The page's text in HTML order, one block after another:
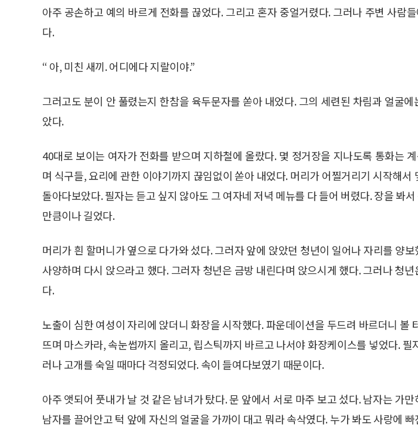
아주 공손하고 예의 바르게 전화를 끊었다. 그리고 혼자 중얼거렸다. 그러나 주변 사람
다.
“ 아, 미친 새끼. 어디에다 지랄이야.”
그러고도 분이 안 풀렸는지 한참을 육두문자를 쏟아 내었다. 그의 세련된 차림과 얼굴
았다.
40대로 보이는 여자가 전화를 받으며 지하철에 올랐다. 몇 정거장을 지나도록 통화는
며 식구들, 요리에 관한 이야기까지 끊임없이 쏟아 내었다. 머리가 어찔거리기 시작해서
돌아다보았다. 필자는 듣고 싶지 않아도 그 여자네 저녁 메뉴를 다 들어 버렸다. 장을 봐
만큼이나 길었다.
머리가 흰 할머니가 옆으로 다가와 섰다. 그러자 앞에 앉았던 청년이 일어나 자리를 양
사양하며 다시 앉으라고 했다. 그러자 청년은 금방 내린다며 앉으시게 했다. 그러나 청
다.
노출이 심한 여성이 자리에 앉더니 화장을 시작했다. 파운데이션을 두드려 바르더니 볼
뜨며 마스카라, 속눈썹까지 올리고, 립스틱까지 바르고 나서야 화장케이스를 넣었다. 필
러나 고개를 숙일 때마다 걱정되었다. 속이 들여다보였기 때문이다.
아주 앳되어 풋내가 날 것 같은 남녀가 탔다. 문 앞에서 서로 마주 보고 섰다. 남자는 가
남자를 끌어안고 턱 앞에 자신의 얼굴을 가까이 대고 뭐라 속삭였다. 누가 봐도 사랑에